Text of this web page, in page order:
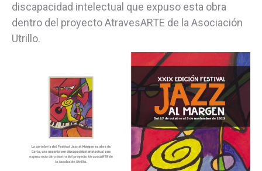
discapacidad intelectual que expuso esta obra
dentro del proyecto AtravesARTE de la Asociación
Utrillo.